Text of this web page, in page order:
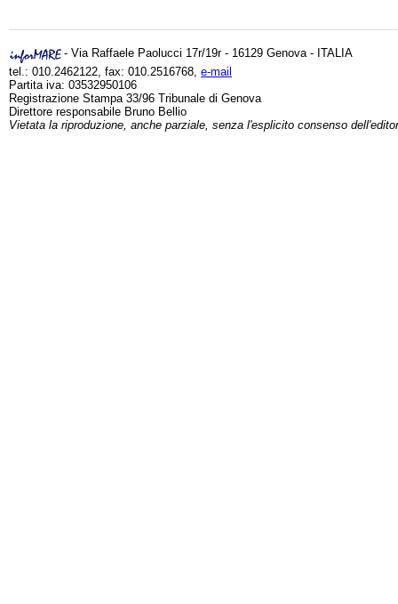
- Via Raffaele Paolucci 17r/19r - 16129 Genova - ITALIA
tel.: 010.2462122, fax: 010.2516768, e-mail
Partita iva: 03532950106
Registrazione Stampa 33/96 Tribunale di Genova
Direttore responsabile Bruno Bellio
Vietata la riproduzione, anche parziale, senza l'esplicito consenso